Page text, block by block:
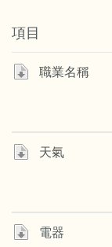
項目
職業名稱
天氣
電器